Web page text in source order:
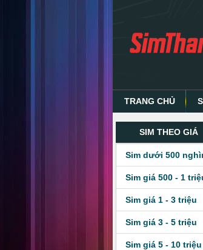
TRANG CHỦ
SIM THEO GIÁ
Sim dưới 500
Sim giá 500 - 1
Sim giá 1 - 3 triệu
Sim giá 3 - 5 triệu
Sim giá 5 - 10 triệu